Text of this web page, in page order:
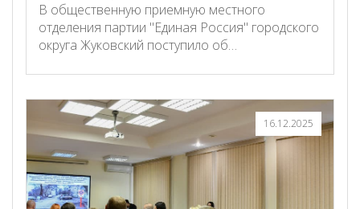
В общественную приемную местного
отделения партии "Единая Россия" городского
округа Жуковский поступило об…
16.12.2025